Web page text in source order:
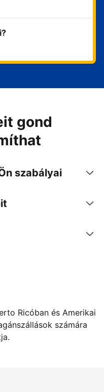
gond
szabályai
Ricóban és Amerikai
számára